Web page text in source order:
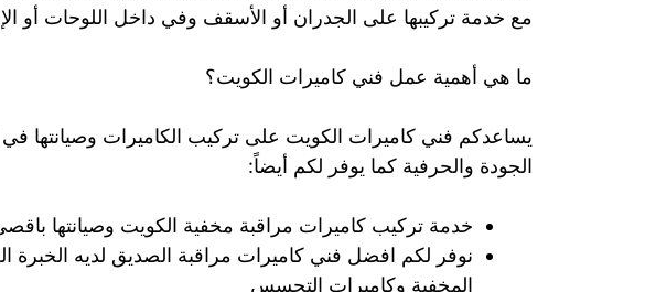
مع خدمة تركيبها على الجدران أو الأسقف وفي داخل اللوحات أو
ما هي أهمية عمل فني كاميرات الكويت؟
يساعدكم فني كاميرات الكويت على تركيب الكاميرات وصيانتها في
الجودة والحرفية كما يوفر لكم أيضاً:
خدمة تركيب كاميرات مراقبة مخفية الكويت وصيانتها
نوفر لكم افضل فني كاميرات مراقبة الصديق لديه الخبرة
المخفية وكاميرات التجسس